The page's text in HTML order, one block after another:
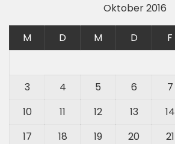
Oktober 2016
M D M D F
3
4 5 6 7
10
11 12 13 14
17
18 19 20 21